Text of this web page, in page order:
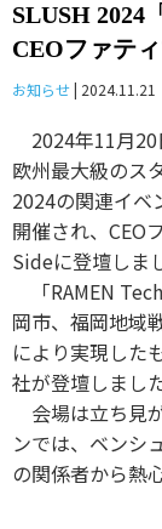
SLUSH 2024
CEOファテ
お知らせ| 2024.11.21
2024年11月20
欧州最大級のス
2024の関連イベ
開催され、CEO
Sideに登壇しま
「RAMEN
岡市、福岡地域
により実現した
社が登壇しました
会場は立ち見
ンでは、ベンシ
の関係者から熱